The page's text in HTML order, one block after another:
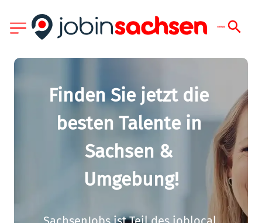
Finden Sie jetzt die
besten Talente in
Sachsen &
Umgebung!